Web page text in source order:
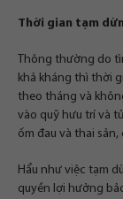
Thời gian tạm
Thông thường do
khả kháng thì thời
theo tháng và
vào quỹ hưu trí và
ốm đau và thai
Hẩu như việc tạm
quyền lợi hưởng